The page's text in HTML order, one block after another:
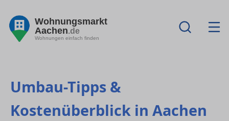
Wohnungsmarkt
Aachen.de
Wohnungen einfach finden
Umbau-Tipps &
Kostenüberblick in Aachen